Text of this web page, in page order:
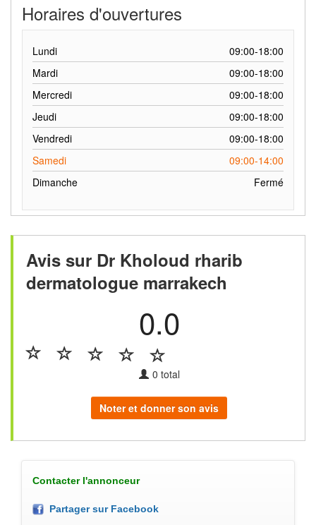
Horaires d'ouvertures
Lundi
09:00-18:00
Mardi
09:00-18:00
Mercredi
09:00-18:00
Jeudi
09:00-18:00
Vendredi
09:00-18:00
Samedi
09:00-14:00
Dimanche
Fermé
Avis sur Dr Kholoud rharib
dermatologue marrakech
0.0
0 total
Noter et donner son avis
Contacter l'annonceur
Partager sur Facebook